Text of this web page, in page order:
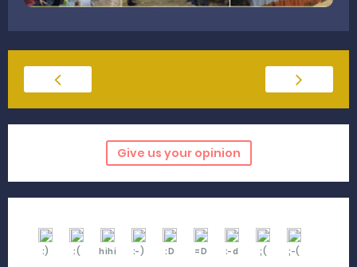
Give us your opinion
:) :( hihi :-) :D =D :-d ;( ;-(